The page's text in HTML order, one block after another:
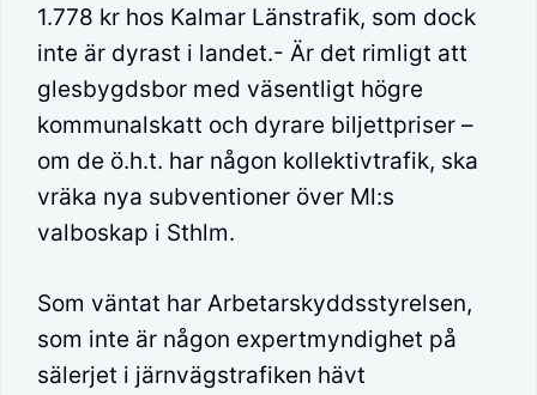
1.778 kr hos Kalmar Länstrafik, som dock
inte är dyrast i landet.- Är det rimligt att
glesbygdsbor med väsentligt högre
kommunalskatt och dyrare biljettpriser –
om de ö.h.t. har någon kollektivtrafik, ska
vräka nya subventioner över Ml:s
valboskap i Sthlm.
Som väntat har Arbetarskyddsstyrelsen,
som inte är någon expertmyndighet på
sälerjet i järnvägstrafiken hävt